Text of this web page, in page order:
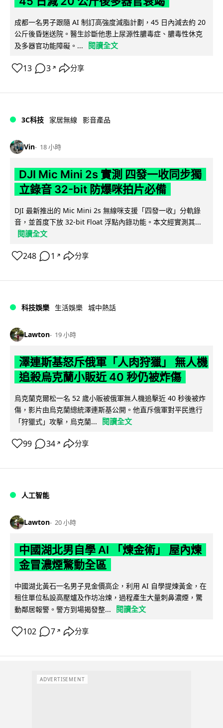
成都一名男子跟隨 AI 制訂高強度減脂計劃，45 日內減去約 20
公斤後昏迷送院。醫生診斷他患上尿源性膿毒症、膿毒性休克
及多器官功能障礙。...
閱讀全文
13 3 ↗ 分享
3C科技 家居無線 影音產品
Vin 18 小時
DJI Mic Mini 2s 實測 四發一收同步獨
立錄音 32-bit 防爆咪拍片必備
DJI 最新推出的 Mic Mini 2s 無線咪支援「四發一收」分軌錄
音，並首度下放 32-bit Float 浮點內錄功能。本文經實測其...
閱讀全文
248 1 ↗ 分享
科技娛樂 生活娛樂 城中熱話
Lawton 19 小時
澤連斯基怒斥俄軍「人肉狩獵」 無人機
追殺烏克蘭小販近 40 秒仍被炸傷
烏克蘭克爾松一名 52 歲小販被俄軍無人機追擊近 40 秒後被炸
傷，影片由烏克蘭總統澤連斯基公開。他直斥俄軍對平民進行
「狩獵式」攻擊，烏克蘭...
閱讀全文
99 34 ↗ 分享
人工智能
Lawton 20 小時
中國湖北男自學 AI 「煉金術」 屋內煉
金冒濃煙驚動全區
中國湖北黃石一名男子見金價高企，利用 AI 自學提煉黃金，在
租住單位私設高壓爐及作坊冶煉，過程產生大量刺鼻濃煙，驚
動鄰居報警。警方到場揭發整...
閱讀全文
102 7 ↗ 分享
ADVERTISEMENT